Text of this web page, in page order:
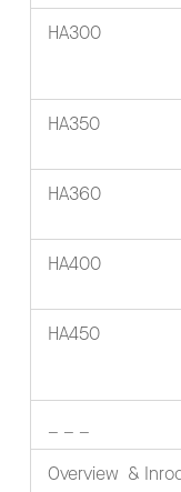
HA300
HA350
HA360
HA400
HA450
Overview &